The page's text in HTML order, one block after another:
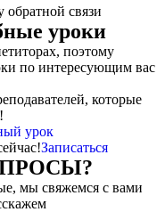
связи
уроки
поэтому
по интересующим вас
которые
урок
Записаться
мы свяжемся с вами